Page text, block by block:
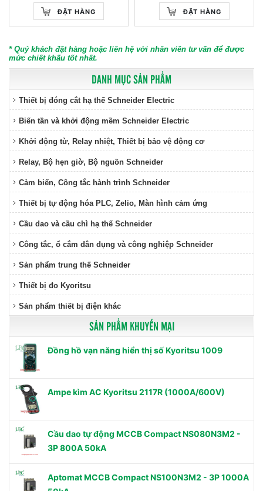
DANH MỤC SẢN PHẨM
Thiết bị đóng cắt hạ thế Schneider Electric
Biến tần và khởi động mềm Schneider Electric
Khởi động từ, Relay nhiệt, Thiết bị bảo vệ động cơ
Relay, Bộ hẹn giờ, Bộ nguồn Schneider
Cảm biến, Công tắc hành trình Schneider
Thiết bị tự động hóa PLC, Zelio, Màn hình cảm ứng
Cầu dao và cầu chì hạ thế Schneider
Công tắc, ổ cắm dân dụng và công nghiệp Schneider
Sản phẩm trung thế Schneider
Thiết bị đo Kyoritsu
Sản phẩm thiết bị điện khác
SẢN PHẨM KHUYẾN MẠI
Đồng hồ vạn năng hiển thị số Kyoritsu 1009
Ampe kìm AC Kyoritsu 2117R (1000A/600V)
Cầu dao tự động MCCB Compact NS080N3M2 -
3P 800A 50kA
Aptomat MCCB Compact NS100N3M2 - 3P 1000A
ĐẶT HÀNG ĐẶT HÀNG
* Quý khách đặt hàng hoặc liên hệ với nhân viên tư vấn để được
mức chiết khấu tốt nhất.